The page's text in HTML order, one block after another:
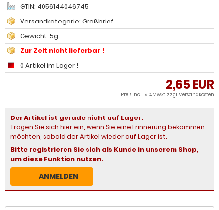
GTIN: 4056144046745
Versandkategorie: Großbrief
Gewicht: 5g
Zur Zeit nicht lieferbar !
0 Artikel im Lager !
2,65 EUR
Preis incl. 19 % MwSt. zzgl.Versandkosten
Der Artikel ist gerade nicht auf Lager.
Tragen Sie sich hier ein, wenn Sie eine Erinnerung bekommen
möchten, sobald der Artikel wieder auf Lager ist.
Bitte registrieren Sie sich als Kunde in unserem Shop,
um diese Funktion nutzen.
ANMELDEN